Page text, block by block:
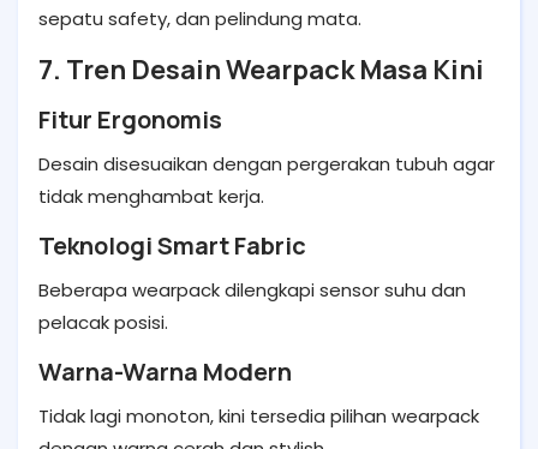
sepatu safety, dan pelindung mata.
7. Tren Desain Wearpack Masa Kini
Fitur Ergonomis
Desain disesuaikan dengan pergerakan tubuh agar
tidak menghambat kerja.
Teknologi Smart Fabric
Beberapa wearpack dilengkapi sensor suhu dan
pelacak posisi.
Warna-Warna Modern
Tidak lagi monoton, kini tersedia pilihan wearpack